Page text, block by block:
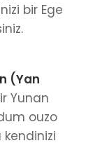
bir Ege
(Yan
Yunan
ouzo
kendinizi